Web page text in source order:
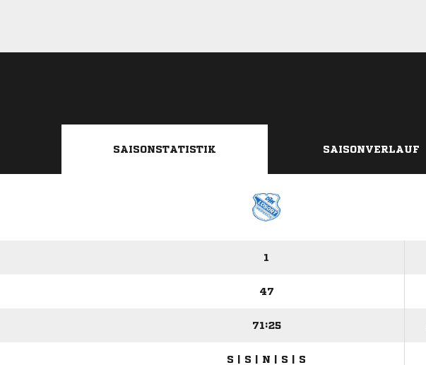
SAISONSTATISTIK SAISONVERLAUF
1
47
71:25
S | S | N | S | S